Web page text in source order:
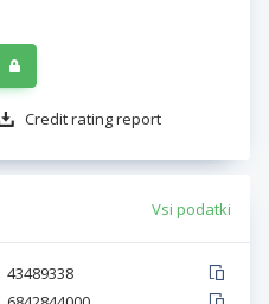
Credit rating report
Vsi podatki
43489338